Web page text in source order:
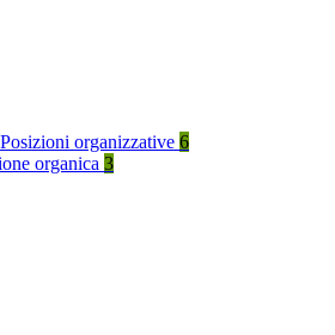
Posizioni organizzative 6
organica 3